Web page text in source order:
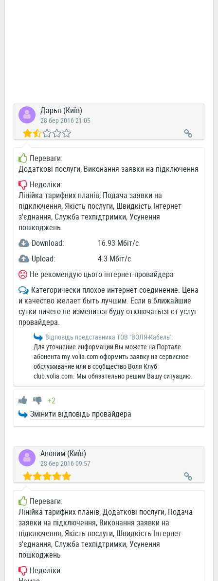
Дарья (Київ)
28 бер 2016 21:05
Переваги:
Додаткові послуги, Виконання заявки на підключення
Недоліки:
Лінійка тарифних планів, Подача заявки на
підключення, Якість послуги, Швидкість Інтернет
з'єднання, Служба техпідтримки, Усунення
пошкоджень
Download:
16.93 Мбіт/c
Upload:
4.3 Мбіт/c
Не рекомендую цього інтернет-провайдера
Категорически плохое интернет соединение. Цена
и качество желает быть лучшим. Если в ближайшие
сутки ничего не изменится буду отключаться от услуг
провайдера.
Відповідь представника ТОВ "ВОЛЯ-Кабель":
Для уточнение информации Вы можете на Портале
абонента my.volia.com оформить заявку на сервисное
обслуживание или в сообщество Воля Клуб
club.volia.com. Мы обязательно решим Вашу ситуацию.
+2
Змінити відповідь провайдера
Аноним (Київ)
28 бер 2016 09:57
Переваги:
Лінійка тарифних планів, Додаткові послуги, Подача
заявки на підключення, Виконання заявки на
підключення, Якість послуги, Швидкість Інтернет
з'єднання, Служба техпідтримки, Усунення
пошкоджень
Недоліки: